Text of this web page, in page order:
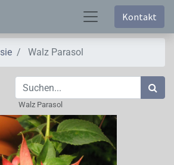
Kontakt
Walz Parasol
Walz Parasol